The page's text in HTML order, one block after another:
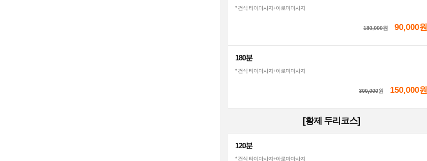
* 건식 타이마사지+아로마마사지
180,000원 90,000원
180분
* 건식 타이마사지+아로마마사지
300,000원 150,000원
[황제 두리코스]
120분
* 건식 타이마사지+아로마마사지